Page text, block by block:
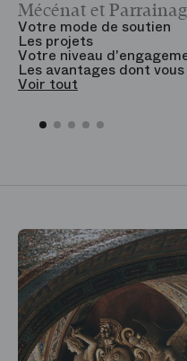
Mécénat et
Votre mode de soutien
Les projets
Votre niveau
Les avantages dont
Voir tout